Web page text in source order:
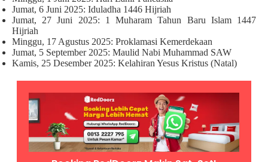
Jumat, 6 Juni 2025: Iduladha 1446 Hijriah
Jumat, 27 Juni 2025: 1 Muharam Tahun Baru Islam 1447
Hijriah
Minggu, 17 Agustus 2025: Proklamasi Kemerdekaan
Jumat, 5 September 2025: Maulid Nabi Muhammad SAW
Kamis, 25 Desember 2025: Kelahiran Yesus Kristus (Natal)